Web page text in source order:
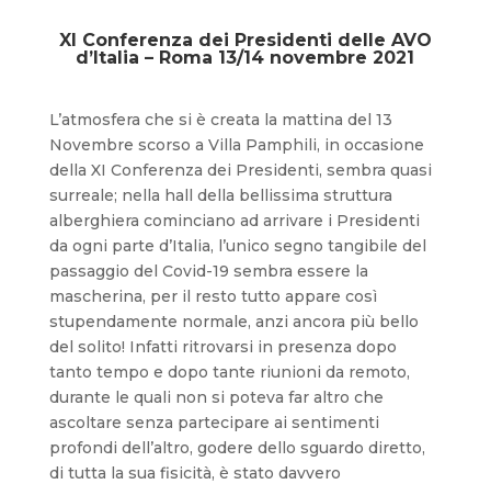
XI Conferenza dei Presidenti delle AVO
d’Italia – Roma 13/14 novembre 2021
L’atmosfera che si è creata la mattina del 13
Novembre scorso a Villa Pamphili, in occasione
della XI Conferenza dei Presidenti, sembra quasi
surreale; nella hall della bellissima struttura
alberghiera cominciano ad arrivare i Presidenti
da ogni parte d’Italia, l’unico segno tangibile del
passaggio del Covid-19 sembra essere la
mascherina, per il resto tutto appare così
stupendamente normale, anzi ancora più bello
del solito! Infatti ritrovarsi in presenza dopo
tanto tempo e dopo tante riunioni da remoto,
durante le quali non si poteva far altro che
ascoltare senza partecipare ai sentimenti
profondi dell’altro, godere dello sguardo diretto,
di tutta la sua fisicità, è stato davvero